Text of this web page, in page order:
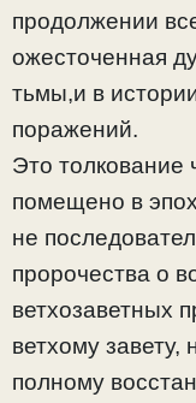
продолжении
ожесточенная
тьмы,и в
поражений.
Это толкование
помещено в
не
пророчества о
ветхозаветных
ветхому
полному